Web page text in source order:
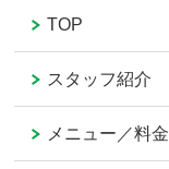
TOP
スタッフ紹介
メニュー／料金